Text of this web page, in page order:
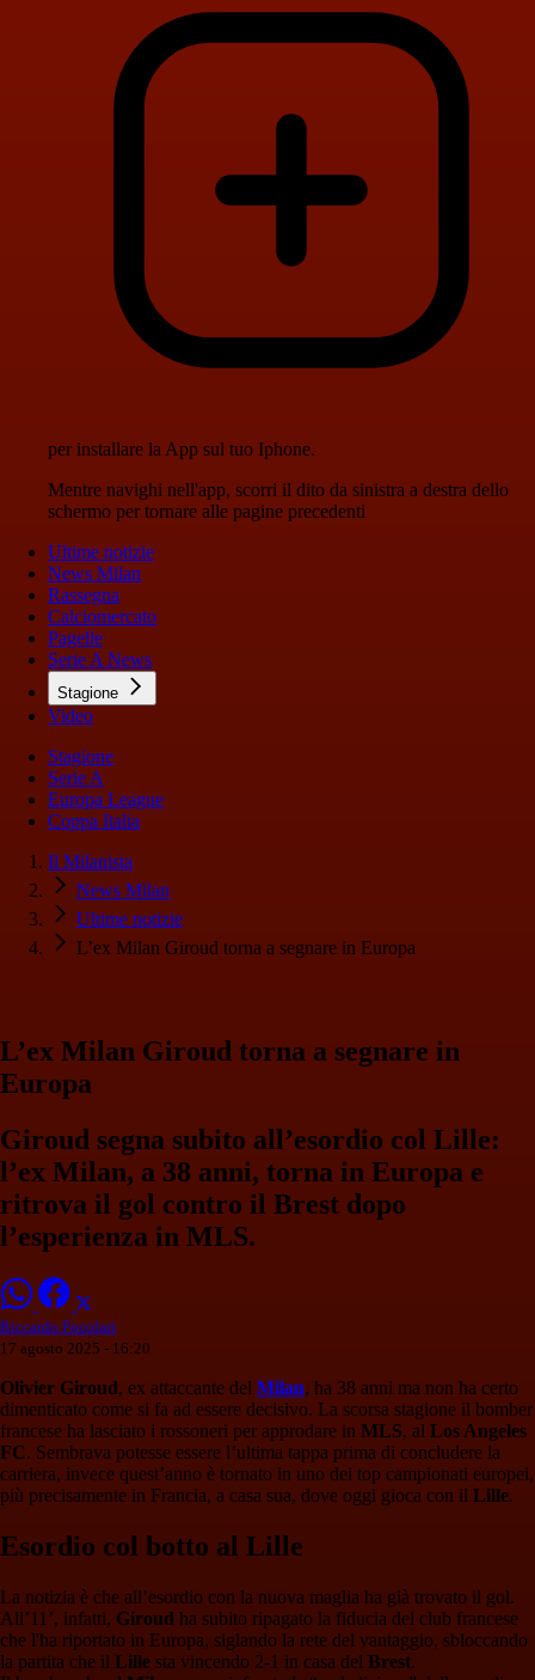
per installare la App sul tuo Iphone.
Mentre navighi nell'app, scorri il dito da sinistra a destra dello
schermo per tornare alle pagine precedenti
Ultime notizie
News Milan
Rassegna
Calciomercato
Pagelle
Serie A News
Stagione
Video
Stagione
Serie A
Europa League
Coppa Italia
Il Milanista
News Milan
Ultime notizie
L’ex Milan Giroud torna a segnare in Europa
L’ex Milan Giroud torna a segnare in
Europa
Giroud segna subito all’esordio col Lille:
l’ex Milan, a 38 anni, torna in Europa e
ritrova il gol contro il Brest dopo
l’esperienza in MLS.
Riccardo Focolari
17 agosto 2025 - 16:20
Olivier Giroud, ex attaccante del Milan, ha 38 anni ma non ha certo
dimenticato come si fa ad essere decisivo. La scorsa stagione il bomber
francese ha lasciato i rossoneri per approdare in MLS, al Los Angeles
FC. Sembrava potesse essere l’ultima tappa prima di concludere la
carriera, invece quest’anno è tornato in uno dei top campionati europei,
più precisamente in Francia, a casa sua, dove oggi gioca con il Lille.
Esordio col botto al Lille
La notizia è che all’esordio con la nuova maglia ha già trovato il gol.
All’11’, infatti, Giroud ha subito ripagato la fiducia del club francese
che l'ha riportato in Europa, siglando la rete del vantaggio, sbloccando
la partita che il Lille sta vincendo 2-1 in casa del Brest.